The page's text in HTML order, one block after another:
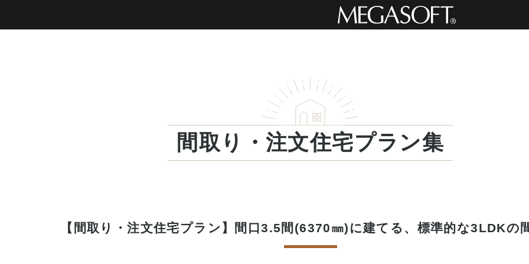
間取り・注文住宅プラン集
【間取り・注文住宅プラン】間口3.5間(6370㎜)に建てる、標準的な3LDKの